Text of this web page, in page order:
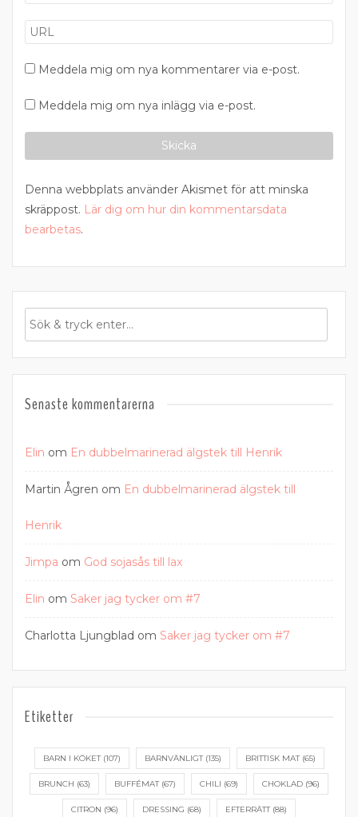
Meddela mig om nya kommentarer via e-post.
Meddela mig om nya inlägg via e-post.
Denna webbplats använder Akismet för att minska
skräppost. Lär dig om hur din kommentarsdata
bearbetas.
Senaste kommentarerna
Elin om En dubbelmarinerad älgstek till Henrik
Martin Ågren om En dubbelmarinerad älgstek till
Henrik
Jimpa om God sojasås till lax
Elin om Saker jag tycker om #7
Charlotta Ljungblad om Saker jag tycker om #7
Etiketter
BARN I KÖKET(107) BARNVÄNLIGT(135) BRITTISK MAT(65)
BRUNCH (63) BUFFÉMAT(67) CHILI (69) CHOKLAD (96)
CITRON (96) DRESSING (68) EFTERRÄTT(88)